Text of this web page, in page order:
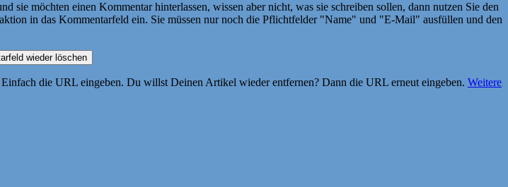
möchten einen Kommentar hinterlassen, wissen aber nicht, was sie schreiben sollen, dann nutzen Sie den
in das Kommentarfeld ein. Sie müssen nur noch die Pflichtfelder "Name" und "E-Mail" ausfüllen und den
die URL eingeben. Du willst Deinen Artikel wieder entfernen? Dann die URL erneut eingeben. Weitere